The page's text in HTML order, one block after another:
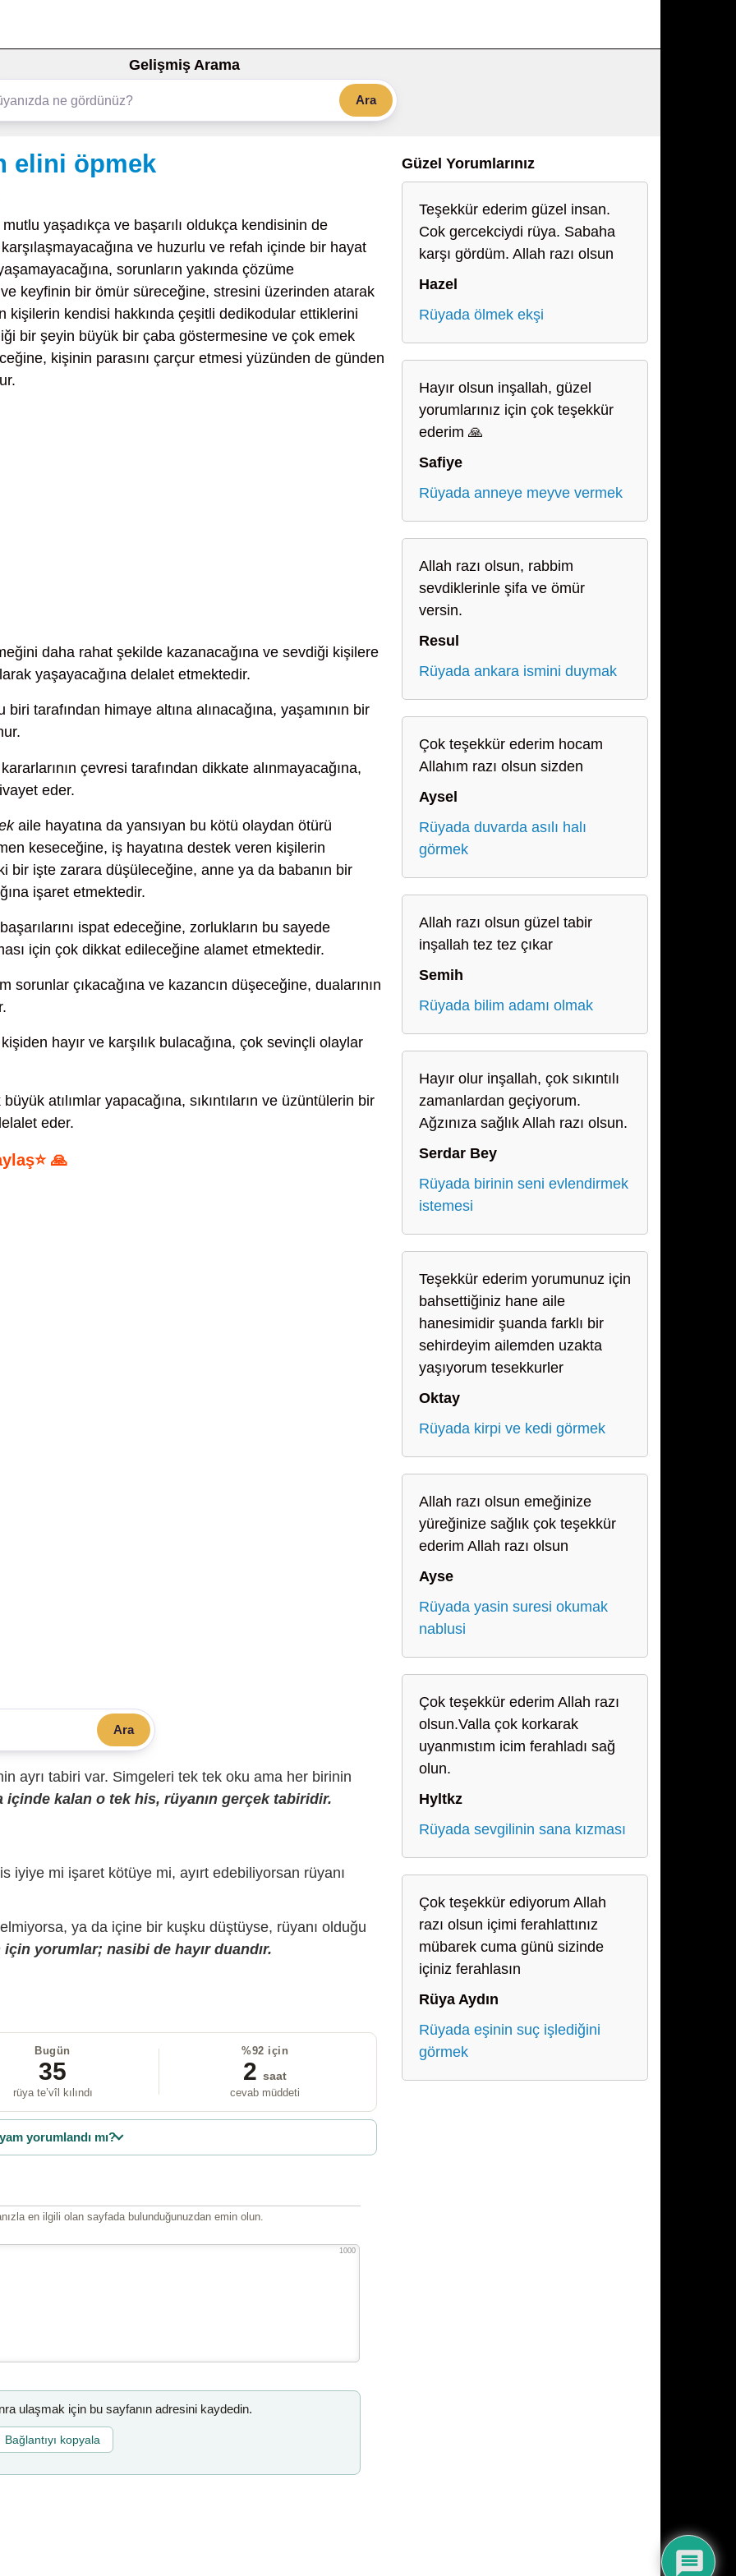
Gelişmiş Arama
Ara
elini öpmek
mutlu yaşadıkça ve başarılı oldukça kendisinin de
ve huzurlu ve refah içinde bir hayat
sorunların yakında çözüme
ve keyfinin bir ömür süreceğine, stresini üzerinden atarak
kişilerin kendisi hakkında çeşitli dedikodular ettiklerini
bir şeyin büyük bir çaba göstermesine ve çok emek
kişinin parasını çarçur etmesi yüzünden de günden
daha rahat şekilde kazanacağına ve sevdiği kişilere
yaşayacağına delalet etmektedir.
biri tarafından himaye altına alınacağına, yaşamının bir
çevresi tarafından dikkate alınmayacağına,
eder.
aile hayatına da yansıyan bu kötü olaydan ötürü
keseceğine, iş hayatına destek veren kişilerin
bir işte zarara düşüleceğine, anne ya da babanın bir
işaret etmektedir.
ispat edeceğine, zorlukların bu sayede
için çok dikkat edileceğine alamet etmektedir.
sorunlar çıkacağına ve kazancın düşeceğine, dualarının
hayır ve karşılık bulacağına, çok sevinçli olaylar
atılımlar yapacağına, sıkıntıların ve üzüntülerin bir
eder.
🙏
Ara
ayrı tabiri var. Simgeleri tek tek oku ama her birinin
içinde kalan o tek his, rüyanın gerçek tabiridir.
iyiye mi işaret kötüye mi, ayırt edebiliyorsan rüyanı
ya da içine bir kuşku düştüyse, rüyanı olduğu
yorumlar; nasibi de hayır duandır.
Bugün
35
rüya te’vîl kılındı
%92 için
2 saat
cevab müddeti
yorumlandı mı?
en ilgili olan sayfada bulunduğunuzdan emin olun.
1000
ulaşmak için bu sayfanın adresini kaydedin.
Bağlantıyı kopyala
Güzel Yorumlarınız
Teşekkür ederim güzel insan.
Cok gercekciydi rüya. Sabaha
karşı gördüm. Allah razı olsun
Hazel
Rüyada ölmek ekşi
Hayır olsun inşallah, güzel
yorumlarınız için çok teşekkür
ederim 🙏
Safiye
Rüyada anneye meyve vermek
Allah razı olsun, rabbim
sevdiklerinle şifa ve ömür
versin.
Resul
Rüyada ankara ismini duymak
Çok teşekkür ederim hocam
Allahım razı olsun sizden
Aysel
Rüyada duvarda asılı halı
görmek
Allah razı olsun güzel tabir
inşallah tez tez çıkar
Semih
Rüyada bilim adamı olmak
Hayır olur inşallah, çok sıkıntılı
zamanlardan geçiyorum.
Ağzınıza sağlık Allah razı olsun.
Serdar Bey
Rüyada birinin seni evlendirmek
istemesi
Teşekkür ederim yorumunuz için
bahsettiğiniz hane aile
hanesimidir şuanda farklı bir
sehirdeyim ailemden uzakta
yaşıyorum tesekkurler
Oktay
Rüyada kirpi ve kedi görmek
Allah razı olsun emeğinize
yüreğinize sağlık çok teşekkür
ederim Allah razı olsun
Ayse
Rüyada yasin suresi okumak
nablusi
Çok teşekkür ederim Allah razı
olsun.Valla çok korkarak
uyanmıstım icim ferahladı sağ
olun.
Hyltkz
Rüyada sevgilinin sana kızması
Çok teşekkür ediyorum Allah
razı olsun içimi ferahlattınız
mübarek cuma günü sizinde
içiniz ferahlasın
Rüya Aydın
Rüyada eşinin suç işlediğini
görmek